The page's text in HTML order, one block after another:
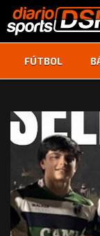
FÚTBOL